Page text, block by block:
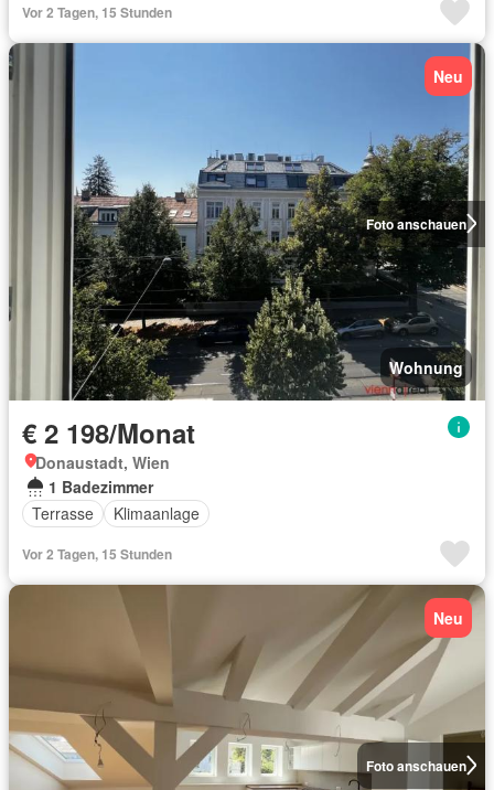
Vor 2 Tagen, 15 Stunden
Foto anschauen
Neu
Wohnung
€ 2 198/Monat
Donaustadt, Wien
1 Badezimmer
Terrasse
Klimaanlage
Vor 2 Tagen, 15 Stunden
Foto anschauen
Neu